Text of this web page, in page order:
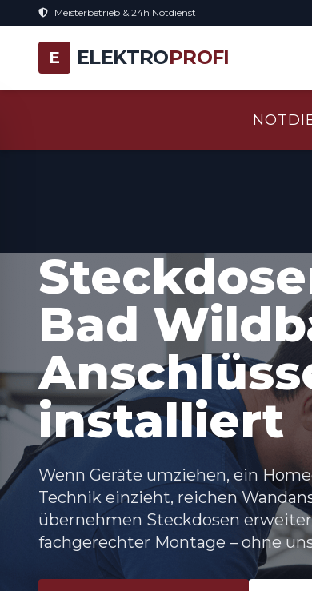
Meisterbetrieb & 24h Notdienst
E ELEKTROPROFI
Bad
installiert
Wenn Geräte umziehen, ein
Technik einzieht, reichen
übernehmen Steckdosen
fachgerechter Montage – ohne